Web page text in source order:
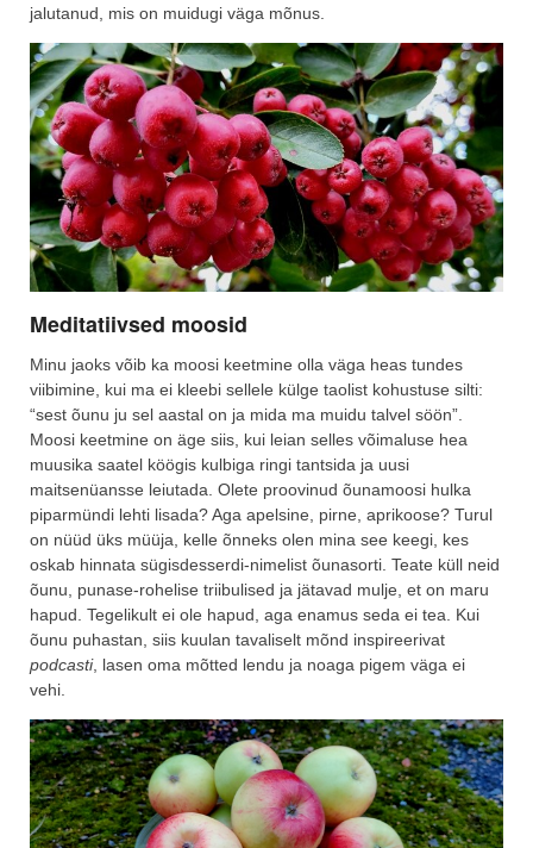
jalutanud, mis on muidugi väga mõnus.
Meditatiivsed moosid
Minu jaoks võib ka moosi keetmine olla väga heas tundes
viibimine, kui ma ei kleebi sellele külge taolist kohustuse silti:
“sest õunu ju sel aastal on ja mida ma muidu talvel söön”.
Moosi keetmine on äge siis, kui leian selles võimaluse hea
muusika saatel köögis kulbiga ringi tantsida ja uusi
maitsenüansse leiutada. Olete proovinud õunamoosi hulka
piparmündi lehti lisada? Aga apelsine, pirne, aprikoose? Turul
on nüüd üks müüja, kelle õnneks olen mina see keegi, kes
oskab hinnata sügisdesserdi-nimelist õunasorti. Teate küll neid
õunu, punase-rohelise triibulised ja jätavad mulje, et on maru
hapud. Tegelikult ei ole hapud, aga enamus seda ei tea. Kui
õunu puhastan, siis kuulan tavaliselt mõnd inspireerivat
podcasti, lasen oma mõtted lendu ja noaga pigem väga ei
vehi.